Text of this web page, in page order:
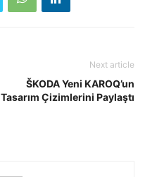
Next article
ŠKODA Yeni KAROQ’un
Tasarım Çizimlerini Paylaştı